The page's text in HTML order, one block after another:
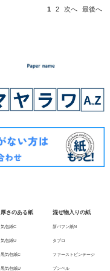
1 2 次へ 最後へ
厚さのある紙
気包紙C
気包紙U
黒気包紙C
黒気包紙U
混ぜ物入りの紙
新バフン紙N
タブロ
ファーストビンテージ
ブンペル